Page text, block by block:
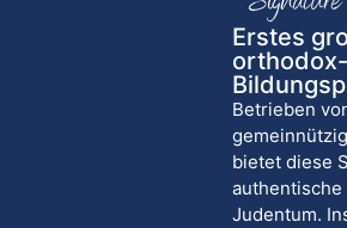
Erstes
Betrieben
bietet diese
authentische
Judentum.